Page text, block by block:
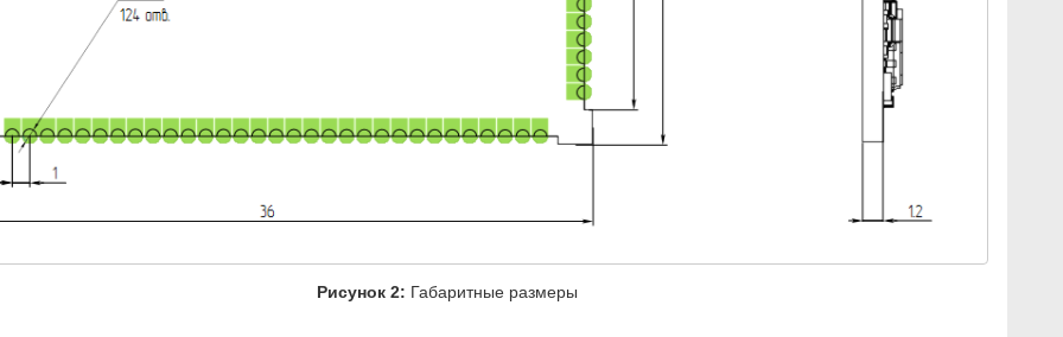
Рисунок 2: Габаритные размеры